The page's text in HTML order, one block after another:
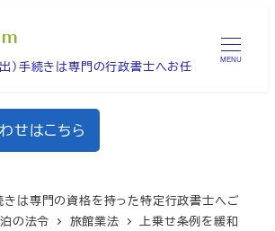
）手続きは専門の行政書士へお任 MENU
せはこちら
きは専門の資格を持った特定行政書士へご
の法令 旅館業法
上乗せ条例を緩和